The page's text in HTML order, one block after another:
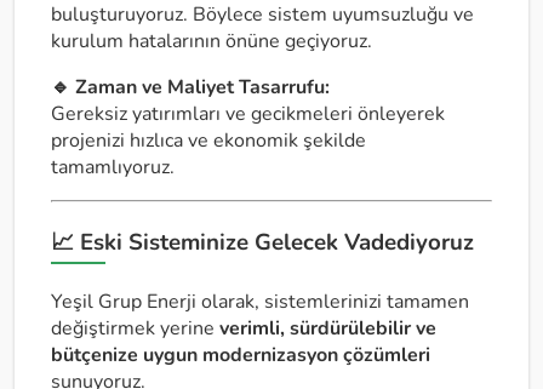
buluşturuyoruz. Böylece sistem uyumsuzluğu ve
kurulum hatalarının önüne geçiyoruz.
🔹 Zaman ve Maliyet Tasarrufu:
Gereksiz yatırımları ve gecikmeleri önleyerek
projenizi hızlıca ve ekonomik şekilde
tamamlıyoruz.
📈 Eski Sisteminize Gelecek Vadediyoruz
Yeşil Grup Enerji olarak, sistemlerinizi tamamen
değiştirmek yerine verimli, sürdürülebilir ve
bütçenize uygun modernizasyon çözümleri
sunuyoruz.